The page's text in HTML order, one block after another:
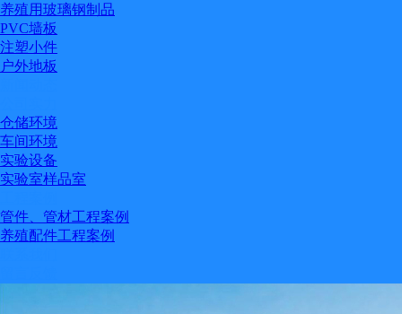
养殖用玻璃钢制品
PVC墙板
注塑小件
户外地板
仓储环境
车间环境
实验设备
实验室样品室
管件、管材工程案例
养殖配件工程案例